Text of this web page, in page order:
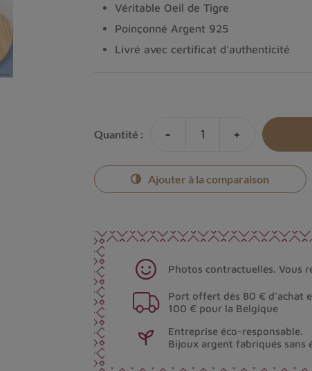
Véritable Oeil de Tigre
Poinçonné Argent 925
Livré avec certificat d'authenticité
Quantité : - +
Ajouter à la comparaison
Photos contractuelles. Vous
Port offert dès 80 € d’achat
100 € pour la Belgique
Entreprise éco-responsable.
Bijoux argent fabriqués sans